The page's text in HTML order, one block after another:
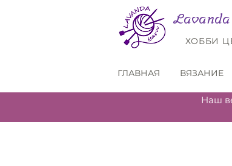
ХОББИ
ГЛАВНАЯ ВЯЗАНИЕ
Наш